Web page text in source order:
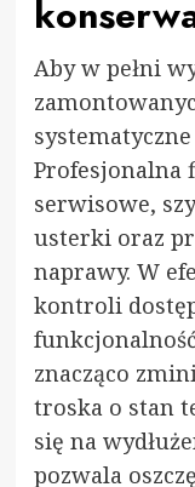
Aby w pełni
Profesjonalna
serwisowe,
usterki oraz
naprawy. W
kontroli
znacząco
troska o stan
się na
pozwala